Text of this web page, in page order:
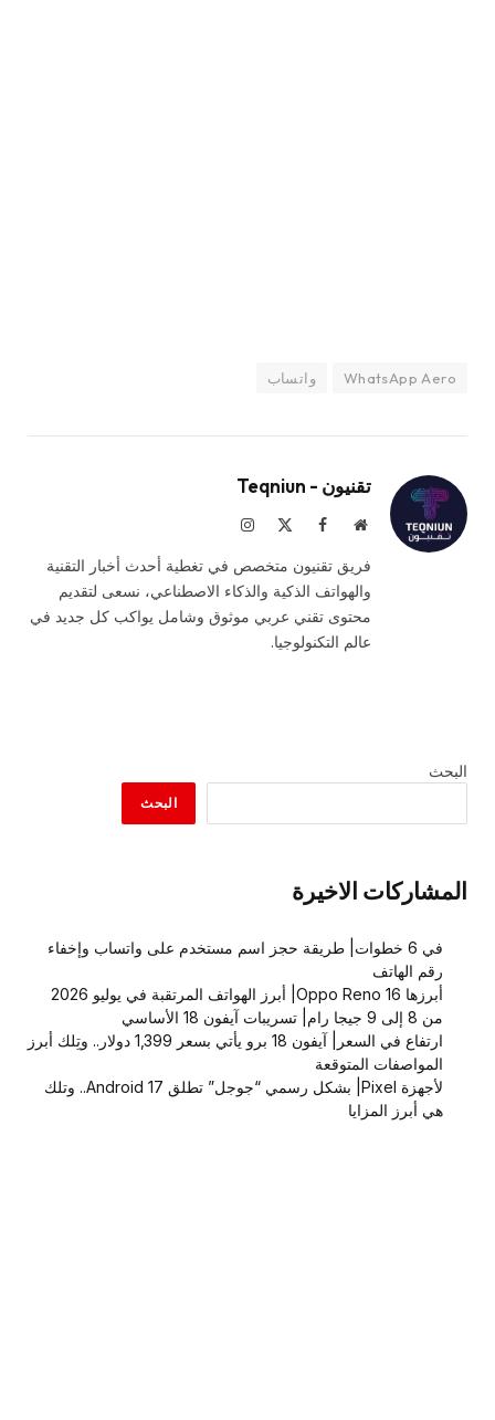
WhatsApp Aero واتساب
تقنيون - Teqniun
موقعفيسبوك الانستغرام
فريق تقنيون متخصص في تغطية أحدث أخبار التقنية
والهواتف الذكية والذكاء الاصطناعي، نسعى لتقديم
محتوى تقني عربي موثوق وشامل يواكب كل جديد في
عالم التكنولوجيا.
البحث
البحث
المشاركات الاخيرة
في 6 خطوات| طريقة حجز اسم مستخدم على واتساب وإخفاء
رقم الهاتف
أبرزها Oppo Reno 16| أبرز الهواتف المرتقبة في يوليو 2026
من 8 إلى 9 جيجا رام| تسريبات آيفون 18 الأساسي
ارتفاع في السعر| آيفون 18 برو يأتي بسعر 1,399 دولار.. وتِلك أبرز
المواصفات المتوقعة
لأجهزة Pixel| بشكل رسمي “جوجل” تطلق Android 17.. وتلك
هي أبرز المزايا